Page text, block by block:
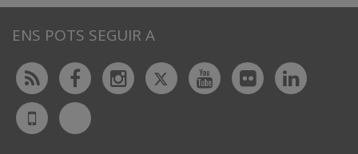
ENS POTS SEGUIR A
Rss FacebookInstagram
TwitterYoutubeFlickr
UdL
App
Bluesky